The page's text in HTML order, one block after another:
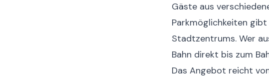
Gäste aus
Parkmöglichkeiten
Stadtzentrums. Wer
Bahn direkt bis zum
Das Angebot reicht